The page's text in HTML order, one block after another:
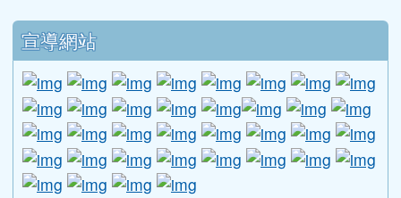
下中區域內容
宣導網站
link to http://www.guide.edu.tw/
link to http://www.csptc.gov.tw/ \
link to http://enc.moe.edu.tw/ \
link to https://link to https://link to https://
link to
link to http://edufund.cyut.edu.tw \
link to http://link to https://www.ptskids.tw/ \
link to http://
link to http://link to http://
link to
link to http://1950.tycg.gov.tw/ \
link to http://www.e-quit.org/ \
link to http://www.hpa.gov.tw/
link to http://link to http://goo.gl/
link to http://
link to
link to http://www.2017twccprcescr.tw/
link to http://http://ifi.immigration.gov.tw/
link to https://i.win.org.tw/iWIN/
link to https://
link to http://link to https://
link to https://
link to
link to
link to https://dep.mohw.gov.tw/DOMHAOH/lp-3560-
link to https://dep.mohw.gov.tw/DOMHAOH/cp-
link to http://sgcc.tyc.edu.tw/tycsgcc/ \
link to =\ https://learning.swcb.gov.tw/
link to http://